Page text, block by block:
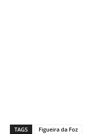
TAGS Figueira da Foz